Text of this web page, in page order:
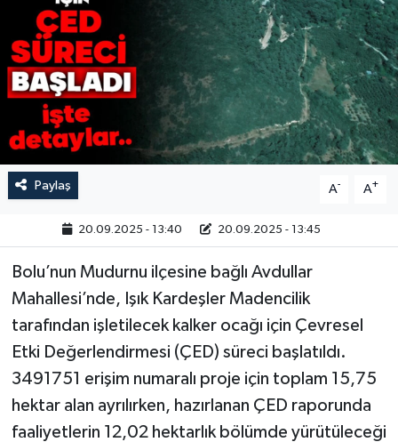
Paylaş A- A+
20.09.2025 - 13:40 20.09.2025 - 13:45
Bolu’nun Mudurnu ilçesine bağlı Avdullar
Mahallesi’nde, Işık Kardeşler Madencilik
tarafından işletilecek kalker ocağı için Çevresel
Etki Değerlendirmesi (ÇED) süreci başlatıldı.
3491751 erişim numaralı proje için toplam 15,75
hektar alan ayrılırken, hazırlanan ÇED raporunda
faaliyetlerin 12,02 hektarlık bölümde yürütüleceği